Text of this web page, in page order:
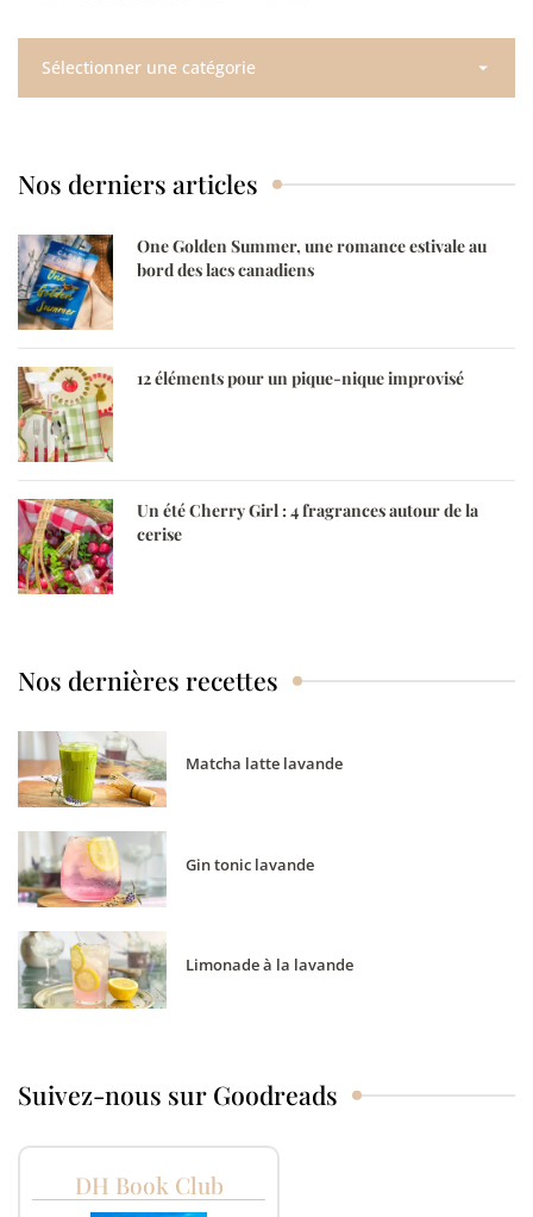
Nos derniers articles
One Golden Summer, une romance estivale au
bord des lacs canadiens
12 éléments pour un pique-nique improvisé
Un été Cherry Girl : 4 fragrances autour de la
cerise
Nos dernières recettes
Matcha latte lavande
Gin tonic lavande
Limonade à la lavande
Suivez-nous sur Goodreads
DH Book Club